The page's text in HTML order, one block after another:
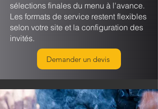
sélections finales du menu à l'avance.
Les formats de service restent flexibles
selon votre site et la configuration des
invités.
Demander un devis